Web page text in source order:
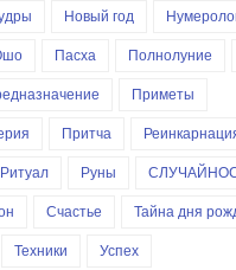
Новый год
Пасха Полнолуние
Приметы
Притча
Ритуал Руны
Счастье
Тайна дня
Техники
Успех